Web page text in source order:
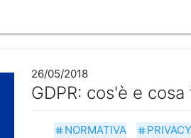
26/05/2018
GDPR: cos'è e
tag PRIVACY
tag NORMATIVA